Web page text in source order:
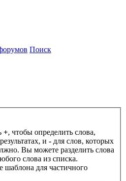
Поиск
+, чтобы определить слова,
и - для слов, которых
Вы можете разделить слова
слова из списка.
шаблона для частичного